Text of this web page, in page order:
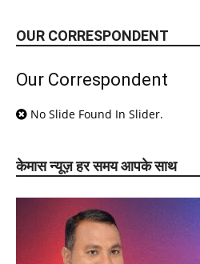
OUR CORRESPONDENT
Our Correspondent
No Slide Found In Slider.
केमास न्यूज़ हर समय आपके साथ